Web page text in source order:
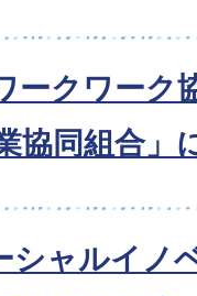
ークワーク
協同組合」
シャルイノ